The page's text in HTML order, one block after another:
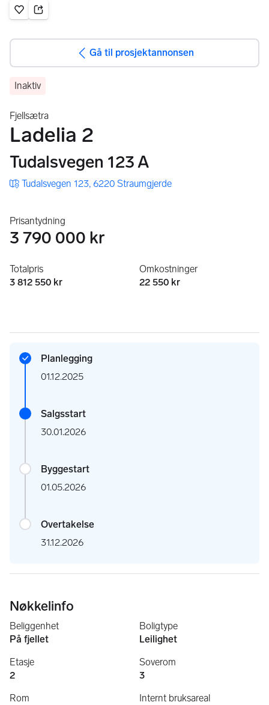
Gå til annonsen
Legg til som favoritt.
Gå til prosjektannonsen
Inaktiv
Fjellsætra
Ladelia 2
Tudalsvegen 123 A
Tudalsvegen 123, 6220 Straumgjerde
Prisantydning
3 790 000 kr
Totalpris
3 812 550 kr
Omkostninger
22 550 kr
Planlegging
01.12.2025
Salgsstart
30.01.2026
Byggestart
01.05.2026
Overtakelse
31.12.2026
Nøkkelinfo
Beliggenhet
På fjellet
Boligtype
Leilighet
Etasje
2
Soverom
3
Rom
Internt bruksareal